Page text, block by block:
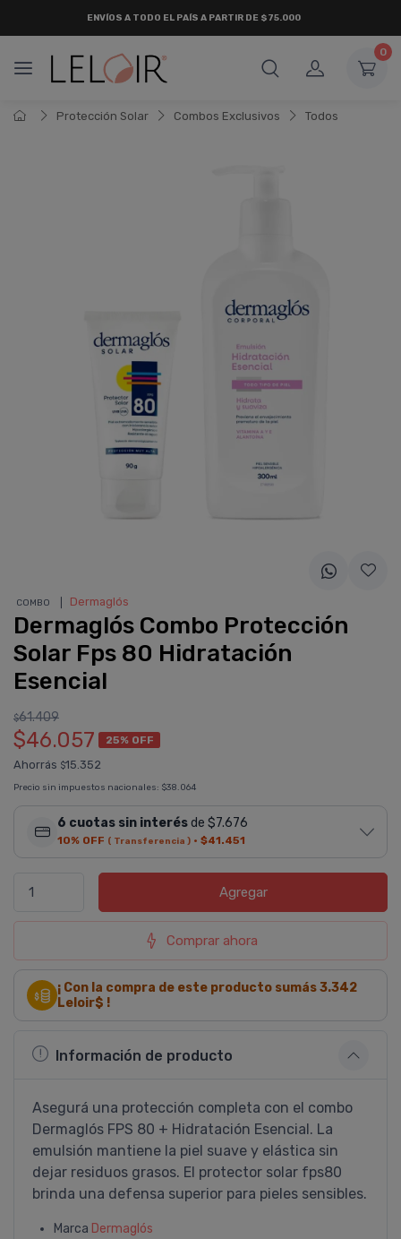
ENVÍOS A TODO EL PAÍS A PARTIR DE $75.000
0
Protección Solar Combos Exclusivos Todos
COMBO Dermaglós
Dermaglós Combo Protección
Solar Fps 80 Hidratación
Esencial
$61.409
$46.057 25% OFF
Ahorrás $15.352
Precio sin impuestos nacionales: $38.064
6 cuotas sin interésde $7.676
10% OFF ( Transferencia ) · $41.451
Agregar
Comprar ahora
¡ Con la compra de este producto sumás3.342
Leloir$ !
Información de producto
Asegurá una protección completa con el combo
Dermaglós FPS 80 + Hidratación Esencial. La
emulsión mantiene la piel suave y elástica sin
dejar residuos grasos. El protector solar fps80
brinda una defensa superior para pieles sensibles.
Marca Dermaglós